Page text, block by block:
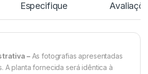
Especifique
–As fotografias apresentadas
A planta fornecida será idêntica à